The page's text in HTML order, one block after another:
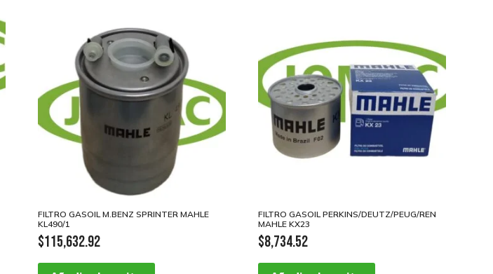
FILTRO GASOIL M.BENZ SPRINTER MAHLE
KL490/1
$115,632.92
FILTRO GASOIL PERKINS/DEUTZ/PEUG/REN
MAHLE KX23
$8,734.52